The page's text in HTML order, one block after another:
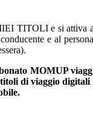
TITOLI e si attiva
e al
MOMUP
di viaggio